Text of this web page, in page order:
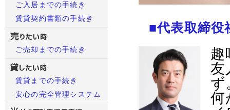
ご入居までの手続き
賃貸契約書類の手続き
ご売却までの手続き
賃貸までの手続き
安心の完全管理システム
■代表取締
趣
友
ず
何